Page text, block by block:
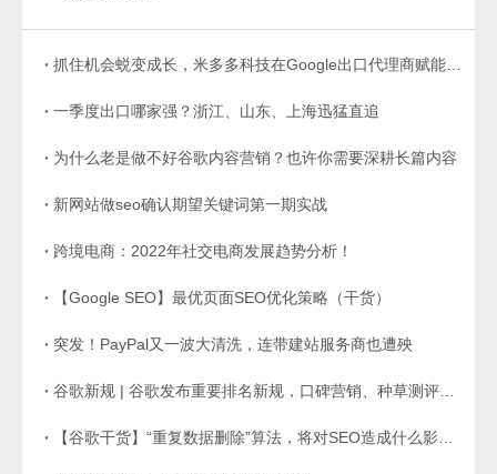
一季度出口哪家强？浙江、山东、上海迅猛直追
为什么老是做不好谷歌内容营销？也许你需要深耕长篇内容
新网站做seo确认期望关键词第一期实战
跨境电商：2022年社交电商发展趋势分析！
【Google SEO】最优页面SEO优化策略（干货）
突发！PayPal又一波大清洗，连带建站服务商也遭殃